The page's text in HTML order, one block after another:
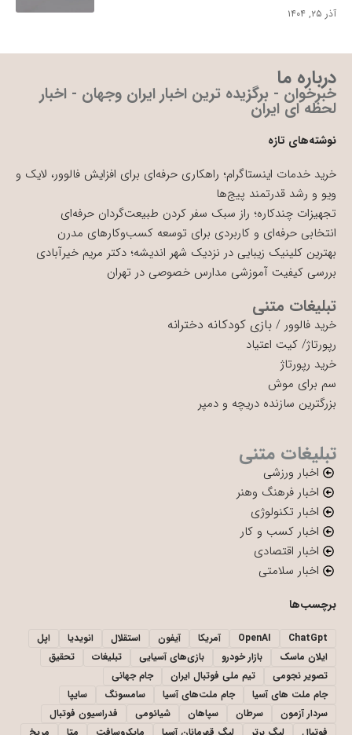
آذر ۲۵, ۱۴۰۴
درباره ما
خبرخوان - برگزیده ترین اخبار ایران وجهان - اخبار
لحظه ای ایران
نوشته‌های تازه
خرید خدمات اینستاگرام؛ راهکاری حرفه‌ای برای افزایش فالوور، لایک و
ویو و رشد قدرتمند پیج‌ها
تجهیزات چندکاره؛ راز سبک سفر کردن طبیعت‌گردان حرفه‌ای
انتخابی حرفه‌ای و کاربردی برای توسعه کسب‌وکارهای مدرن
بهترین کلینیک زیبایی در نزدیک شهر اندیشه؛ دکتر مریم خیرآبادی
بررسی کیفیت آموزشی مدارس خصوصی در تهران
تبلیغات متنی
خرید فالوور / بازی کودکانه دخترانه
رپورتاژ/ کیت اعتیاد
خرید رپورتاژ
سم برای موش
بزرگترین سازنده دریچه و دمپر
تبلیغات متنی
اخبار ورزشی
اخبار فرهنگ وهنر
اخبار تکنولوژی
اخبار کسب و کار
اخبار اقتصادی
اخبار سلامتی
برچسب‌ها
ChatGpt
OpenAI آمریکا آیفون استقلال انویدیا
اپل
ایلان ماسک
بازار خودرو بازی‌های آسیایی تبلیغات
تحقیق
تصویر نجومی
تیم ملی فوتبال ایران
جام جهانی
جام ملت های آسیا
جام ملت‌های آسیا سامسونگ
سایپا
سردار آزمون
سرطان سپاهان شیائومی
فدراسیون فوتبال